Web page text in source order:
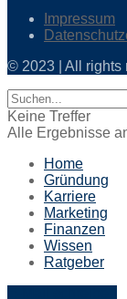
Impressum
© 2023 | All rights
Keine Treffer
Alle Ergebnisse
Home
Gründung
Karriere
Marketing
Finanzen
Wissen
Ratgeber